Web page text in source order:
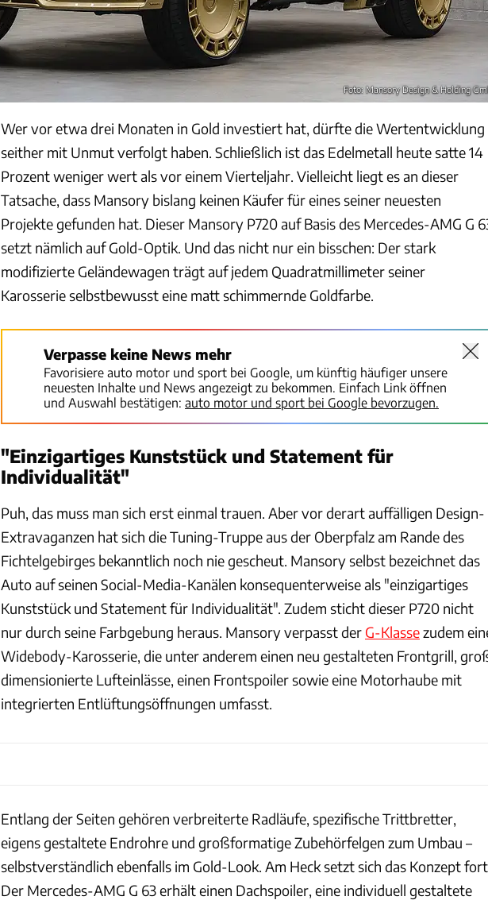
Foto: Mansory Design & Holding
Wer vor etwa drei Monaten in Gold investiert hat, dürfte die Wertentwicklung
seither mit Unmut verfolgt haben. Schließlich ist das Edelmetall heute satte 14
Prozent weniger wert als vor einem Vierteljahr. Vielleicht liegt es an dieser
Tatsache, dass Mansory bislang keinen Käufer für eines seiner neuesten
Projekte gefunden hat. Dieser Mansory P720 auf Basis des Mercedes-AMG G
setzt nämlich auf Gold-Optik. Und das nicht nur ein bisschen: Der stark
modifizierte Geländewagen trägt auf jedem Quadratmillimeter seiner
Karosserie selbstbewusst eine matt schimmernde Goldfarbe.
Verpasse keine News mehr
Favorisiere auto motor und sport bei Google, um künftig häufiger unsere
neuesten Inhalte und News angezeigt zu bekommen. Einfach Link öffnen
und Auswahl bestätigen: auto motor und sport bei Google bevorzugen.
"Einzigartiges Kunststück und Statement für
Individualität"
Puh, das muss man sich erst einmal trauen. Aber vor derart auffälligen Design-
Extravaganzen hat sich die Tuning-Truppe aus der Oberpfalz am Rande des
Fichtelgebirges bekanntlich noch nie gescheut. Mansory selbst bezeichnet das
Auto auf seinen Social-Media-Kanälen konsequenterweise als "einzigartiges
Kunststück und Statement für Individualität". Zudem sticht dieser P720 nicht
nur durch seine Farbgebung heraus. Mansory verpasst der G-Klassezudem
Widebody-Karosserie, die unter anderem einen neu gestalteten Frontgrill,
dimensionierte Lufteinlässe, einen Frontspoiler sowie eine Motorhaube mit
integrierten Entlüftungsöffnungen umfasst.
Entlang der Seiten gehören verbreiterte Radläufe, spezifische Trittbretter,
eigens gestaltete Endrohre und großformatige Zubehörfelgen zum Umbau –
selbstverständlich ebenfalls im Gold-Look. Am Heck setzt sich das Konzept
Der Mercedes-AMG G 63 erhält einen Dachspoiler, eine individuell gestaltete